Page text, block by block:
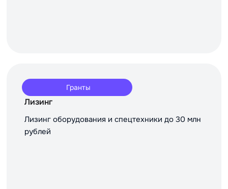
Гранты
Лизинг
Лизинг оборудования и спецтехники до 30 млн
рублей